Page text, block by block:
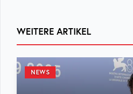
WEITERE ARTIKEL
NEWS